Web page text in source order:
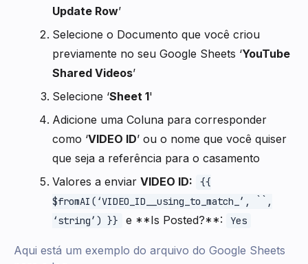
Update Row’
Selecione o Documento que você criou
previamente no seu Google Sheets ‘YouTube
Shared Videos’
Selecione ‘Sheet 1'
Adicione uma Coluna para corresponder
como ‘VIDEO ID’ ou o nome que você quiser
que seja a referência para o casamento
Valores a enviar VIDEO ID:
{{
$fromAI(‘VIDEO_ID__using_to_match_’, ``,
‘string’) }}
e **Is Posted?**: Yes
Aqui está um exemplo do arquivo do Google Sheets